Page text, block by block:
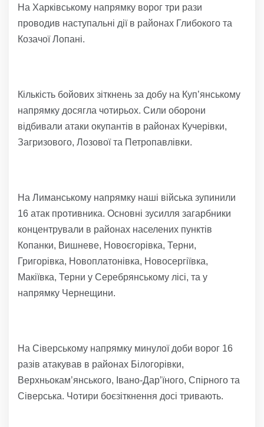
На Харківському напрямку ворог три рази
проводив наступальні дії в районах Глибокого та
Козачої Лопані.
Кількість бойових зіткнень за добу на Куп’янському
напрямку досягла чотирьох. Сили оборони
відбивали атаки окупантів в районах Кучерівки,
Загризового, Лозової та Петропавлівки.
На Лиманському напрямку наші війська зупинили
16 атак противника. Основні зусилля загарбники
концентрували в районах населених пунктів
Копанки, Вишневе, Новоєгорівка, Терни,
Григорівка, Новоплатонівка, Новосергіївка,
Макіївка, Терни у Серебрянському лісі, та у
напрямку Чернещини.
На Сіверському напрямку минулої доби ворог 16
разів атакував в районах Білогорівки,
Верхньокам’янського, Івано-Дар’їного, Спірного та
Сіверська. Чотири боєзіткнення досі тривають.